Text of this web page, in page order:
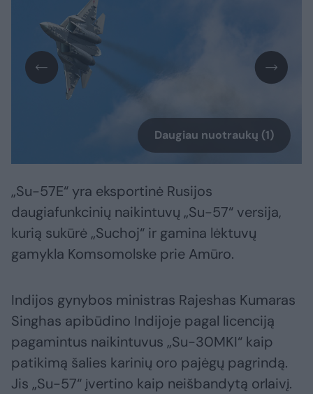
Daugiau nuotraukų (1)
„Su-57E“ yra eksportinė Rusijos
daugiafunkcinių naikintuvų „Su-57“ versija,
kurią sukūrė „Suchoj“ ir gamina lėktuvų
gamykla Komsomolske prie Amūro.
Indijos gynybos ministras Rajeshas Kumaras
Singhas apibūdino Indijoje pagal licenciją
pagamintus naikintuvus „Su-30MKI“ kaip
patikimą šalies karinių oro pajėgų pagrindą.
Jis „Su-57“ įvertino kaip neišbandytą orlaivį.